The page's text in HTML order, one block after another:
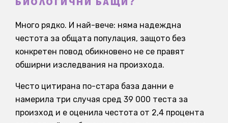
Много рядко. И най-вече: няма надеждна
честота за общата популация, защото без
конкретен повод обикновено не се правят
обширни изследвания на произхода.
Често цитирана по-стара база данни е
намерила три случая сред 39 000 теста за
произход и е оценила честота от 2,4 процента